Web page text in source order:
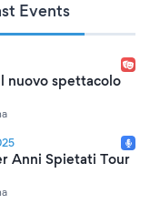
Events
nuovo spettacolo
Anni Spietati Tour